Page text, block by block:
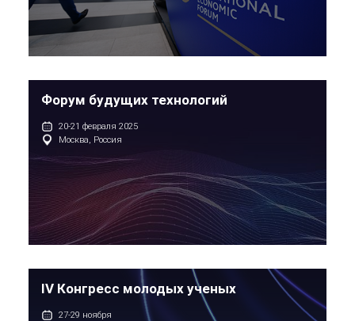
Форум будущих технологий
20-21 февраля 2025
Москва, Россия
IV Конгресс молодых ученых
27-29 ноября